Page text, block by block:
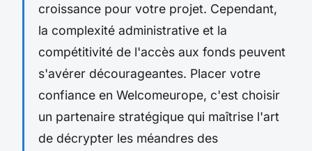
croissance pour votre projet. Cependant,
la complexité administrative et la
compétitivité de l'accès aux fonds peuvent
s'avérer décourageantes. Placer votre
confiance en Welcomeurope, c'est choisir
un partenaire stratégique qui maîtrise l'art
de décrypter les méandres des